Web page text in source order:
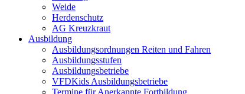
Weide
Herdenschutz
AG Kreuzkraut
Ausbildung
Ausbildungsordnungen Reiten und Fahren
Ausbildungsstufen
Ausbildungsbetriebe
VFDKids Ausbildungsbetriebe
Termine für Anerkannte Fortbildung